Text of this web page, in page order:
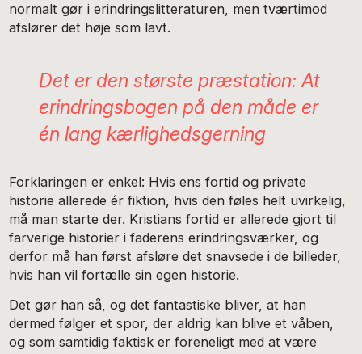
normalt gør i erindringslitteraturen, men tværtimod
afslører det høje som lavt.
Det er den største præstation: At
erindringsbogen på den måde er
én lang kærlighedsgerning
Forklaringen er enkel: Hvis ens fortid og private
historie allerede ér fiktion, hvis den føles helt uvirkelig,
må man starte der. Kristians fortid er allerede gjort til
farverige historier i faderens erindringsværker, og
derfor må han først afsløre det snavsede i de billeder,
hvis han vil fortælle sin egen historie.
Det gør han så, og det fantastiske bliver, at han
dermed følger et spor, der aldrig kan blive et våben,
og som samtidig faktisk er foreneligt med at være